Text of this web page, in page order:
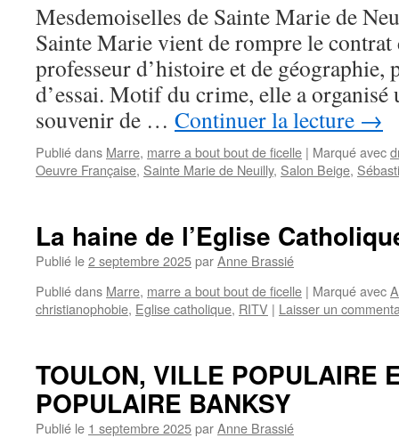
Mesdemoiselles de Sainte Marie de
Sainte Marie vient de rompre le
professeur d’histoire et de géographie,
d’essai. Motif du crime, elle a organisé
souvenir de … Continuer la lecture →
Publié dans Marre, marre a bout bout de ficelle | Marqué avec
Oeuvre Française, Sainte Marie de Neuilly, Salon Beige,
La haine de l’Eglise
Publié le2 septembre 2025parAnne Brassié
Publié dans Marre, marre a bout bout de ficelle | Marqué avec
christianophobie, Eglise catholique, RITV | Laisser un
TOULON, VILLE POPULAIRE
POPULAIRE BANKSY
Publié le 1 septembre 2025parAnne Brassié